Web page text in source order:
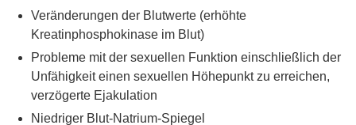
Veränderungen der Blutwerte (erhöhte
Kreatinphosphokinase im Blut)
Probleme mit der sexuellen Funktion einschließlich der
Unfähigkeit einen sexuellen Höhepunkt zu erreichen,
verzögerte Ejakulation
Niedriger Blut-Natrium-Spiegel